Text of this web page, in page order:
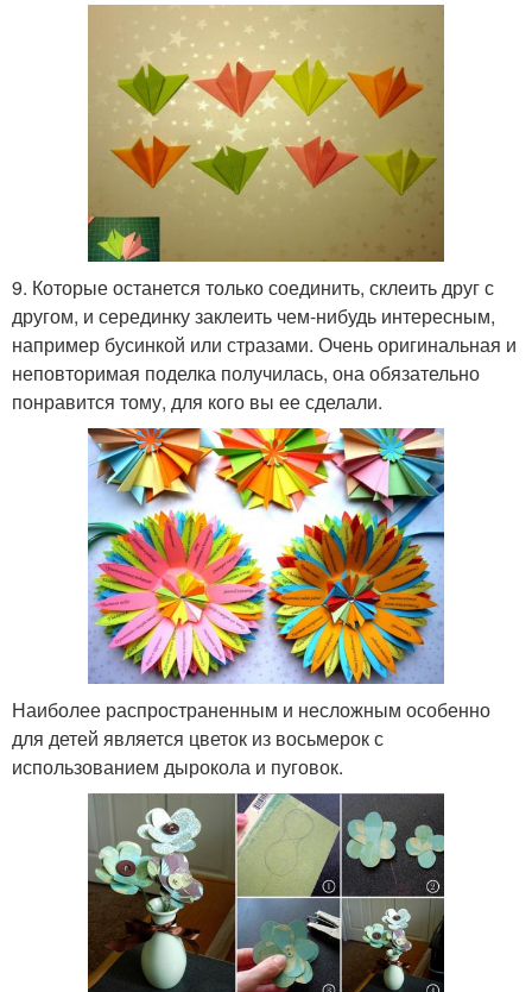
9. Которые останется только соединить, склеить друг с
другом, и серединку заклеить чем-нибудь интересным,
например бусинкой или стразами. Очень оригинальная и
неповторимая поделка получилась, она обязательно
понравится тому, для кого вы ее сделали.
Наиболее распространенным и несложным особенно
для детей является цветок из восьмерок с
использованием дырокола и пуговок.